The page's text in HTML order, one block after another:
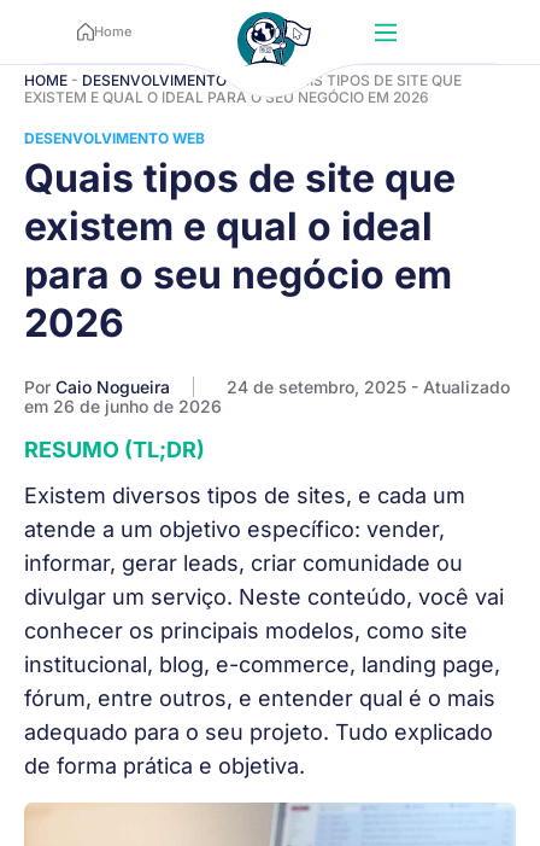
Home
HOME - DESENVOLVIMENTO WEB
QUAIS TIPOS DE SITE QUE
EXISTEM E QUAL O IDEAL PARA O SEU NEGÓCIO EM 2026
DESENVOLVIMENTO WEB
Quais tipos de site que
existem e qual o ideal
para o seu negócio em
2026
Por Caio Nogueira 24 de setembro, 2025 - Atualizado
em 26 de junho de 2026
RESUMO (TL;DR)
Existem diversos tipos de sites, e cada um
atende a um objetivo específico: vender,
informar, gerar leads, criar comunidade ou
divulgar um serviço. Neste conteúdo, você vai
conhecer os principais modelos, como site
institucional, blog, e-commerce, landing page,
fórum, entre outros, e entender qual é o mais
adequado para o seu projeto. Tudo explicado
de forma prática e objetiva.